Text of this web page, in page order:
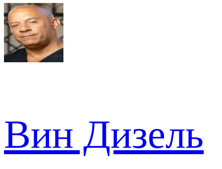
Вин Дизель